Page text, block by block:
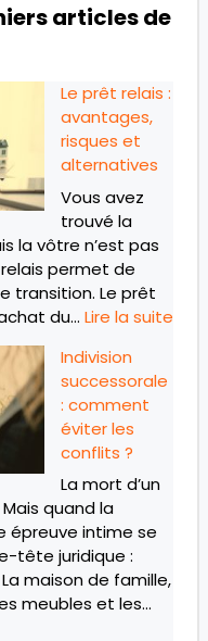
articles de
Le prêt relais :
avantages,
risques et
alternatives
Vous avez
trouvé la
la vôtre n’est pas
permet de
transition. Le prêt
du… Lire la suite
Indivision
successorale
: comment
éviter les
conflits ?
La mort d’un
quand la
épreuve intime se
tête juridique :
maison de famille,
meubles et les…